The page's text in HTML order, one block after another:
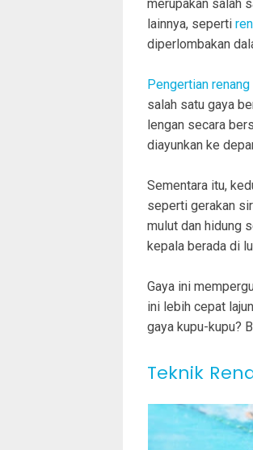
merupakan salah
lainnya, seperti
diperlombakan
Pengertian
salah satu gaya
lengan secara
diayunkan ke
Sementara itu,
seperti gerakan
mulut dan hidung
kepala berada di
Gaya ini
ini lebih cepat
gaya kupu-kupu?
Teknik